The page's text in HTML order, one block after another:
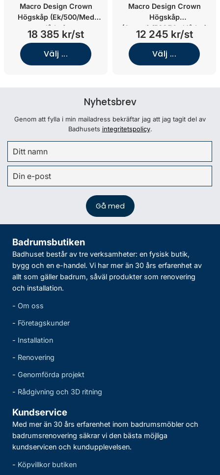
Macro Design Crown
Högskåp (Ek/500/Med
lådor)
18 385 kr/st
Välj ...
Macro Design Crown
Högskåp
(Antracit/500/Med lådor)
12 245 kr/st
Välj ...
Nyhetsbrev
Genom att fylla i min mailadress bekräftar jag att jag tagit del av
Badhusets integritetspolicy.
Badrumsbutiken
Badhuset består av tre verksamheter: en fysisk butik,
bygg och en e-handel. Vi har mer än 30 års erfarenhet av
allt som gäller badrum, såväl produkter som renovering
och installation.
- Om oss
- Företagskunder
- Installation
- Renovering
- Genomförda projekt
- Rådgivning och 3D ritning
Kundservice
Med mer än 30 års erfarenhet inom badrumsmöbler och
badrumsrenovering säkrar vi den bästa möjliga
kundservicen och kundupplevelsen.
- Köpvillkor butiken